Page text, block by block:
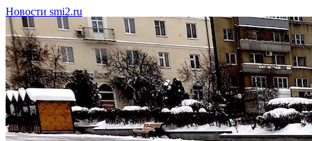
Новости smi2.ru